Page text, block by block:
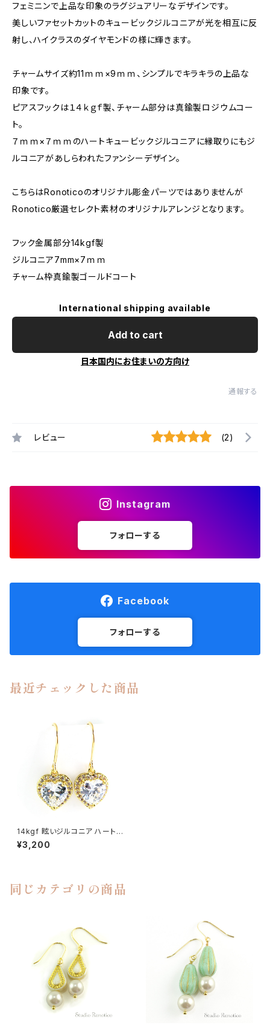
フェミニンで上品な印象のラグジュアリーなデザインです。
美しいファセットカットのキュービックジルコニアが光を相互に反
射し、ハイクラスのダイヤモンドの様に輝きます。
チャームサイズ約11ｍｍ×9ｍｍ、シンプルでキラキラの上品な
印象です。
ピアスフックは１４ｋｇｆ製、チャーム部分は真鍮製ロジウムコー
ト。
７ｍｍ×７ｍｍのハートキュービックジルコニアに縁取りにもジ
ルコニアがあしらわれたファンシーデザイン。
こちらはRonoticoのオリジナル彫金パーツではありませんが
Ronotico厳選セレクト素材のオリジナルアレンジとなります。
フック金属部分14kgf製
ジルコニア7mm×7ｍｍ
チャーム枠真鍮製ゴールドコート
International shipping available
Add to cart
日本国内にお住まいの方向け
通報する
レビュー (2)
Instagram
フォローする
Facebook
フォローする
最近チェックした商品
14kgf 眩いジルコニア ハート
ピアス pi-154
¥3,200
同じカテゴリの商品